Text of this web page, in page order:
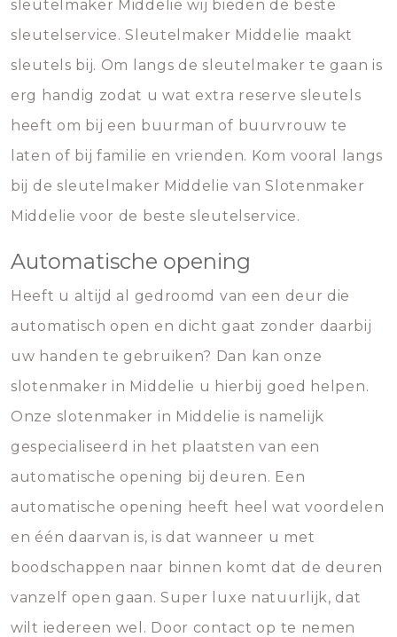
sleutelmaker Middelie wij bieden de beste
sleutelservice. Sleutelmaker Middelie maakt
sleutels bij. Om langs de sleutelmaker te gaan is
erg handig zodat u wat extra reserve sleutels
heeft om bij een buurman of buurvrouw te
laten of bij familie en vrienden. Kom vooral langs
bij de sleutelmaker Middelie van Slotenmaker
Middelie voor de beste sleutelservice.
Automatische opening
Heeft u altijd al gedroomd van een deur die
automatisch open en dicht gaat zonder daarbij
uw handen te gebruiken? Dan kan onze
slotenmaker in Middelie u hierbij goed helpen.
Onze slotenmaker in Middelie is namelijk
gespecialiseerd in het plaatsten van een
automatische opening bij deuren. Een
automatische opening heeft heel wat voordelen
en één daarvan is, is dat wanneer u met
boodschappen naar binnen komt dat de deuren
vanzelf open gaan. Super luxe natuurlijk, dat
wilt iedereen wel. Door contact op te nemen